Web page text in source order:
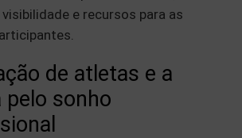
e recursos para as
de atletas e a
pelo sonho